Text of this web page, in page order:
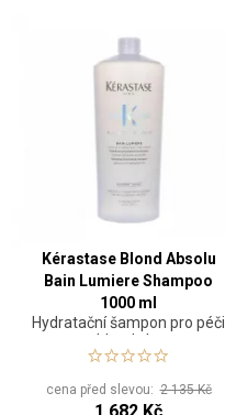
Kérastase Blond Absolu
Bain Lumiere Shampoo
1000 ml
Hydratační šampon pro péči
o blond vlasy
cena před slevou:2 135 Kč